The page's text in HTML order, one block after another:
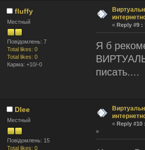
fluffy
Местный
Повідомлень: 7
Total likes: 0
Total likes: 0
Карма: +10/-0
« Reply #9 :
Я б
писать....
Dlee
Местный
Повідомлень: 15
Total likes: 0
« Reply #10
»